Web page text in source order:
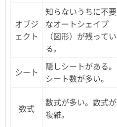
オブジ
ェクト
知らないうちに不要
なオートシェイプ
（図形）が残ってい
る。
シート
隠しシートがある。
シート数が多い。
数式
数式が多い。数式が
複雑。